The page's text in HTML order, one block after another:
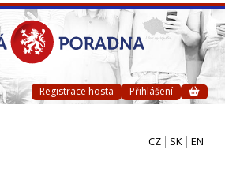
Registrace hosta Přihlášení
CZ SK EN